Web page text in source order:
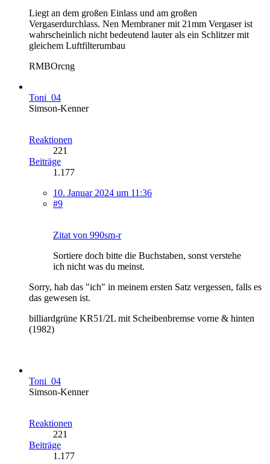
Liegt an dem großen Einlass und am großen
Vergaserdurchlass. Nen Membraner mit 21mm Vergaser ist
wahrscheinlich nicht bedeutend lauter als ein Schlitzer mit
gleichem Luftfilterumbau
RMBOrcng
Toni_04
Simson-Kenner
Reaktionen
221
Beiträge
1.177
10. Januar 2024 um 11:36
#9
Zitat von 990sm-r
Sortiere doch bitte die Buchstaben, sonst verstehe
ich nicht was du meinst.
Sorry, hab das "ich" in meinem ersten Satz vergessen, falls es
das gewesen ist.
billiardgrüne KR51/2L mit Scheibenbremse vorne & hinten
(1982)
Toni_04
Simson-Kenner
Reaktionen
221
Beiträge
1.177